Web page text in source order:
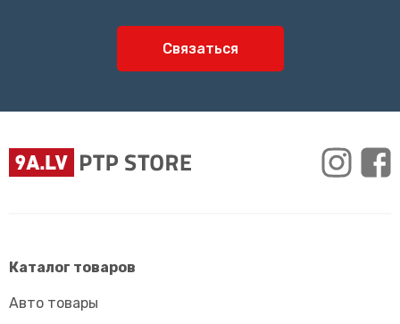
Связаться
Каталог товаров
Авто товары